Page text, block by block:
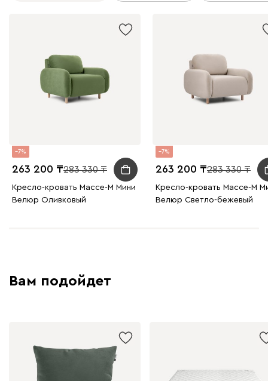
7
263 200 283 330
Кресло-кровать Массе-М Мини
Велюр Оливковый
7
263 200 283 330
Кресло-кровать Массе-М
Велюр Светло-бежевый
Вам подойдет